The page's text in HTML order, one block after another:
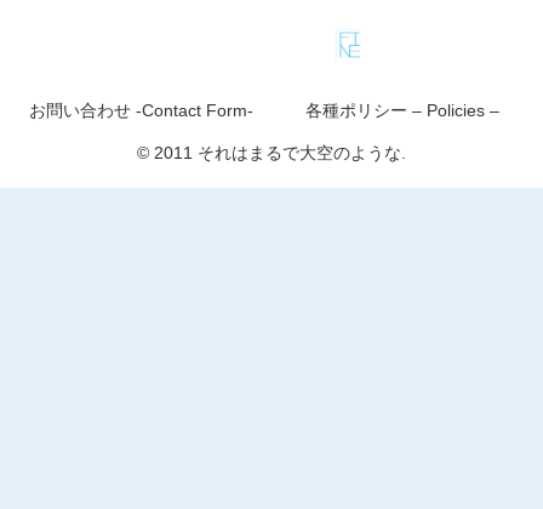
お問い合わせ -Contact Form- 各種ポリシー – Policies –
© 2011 それはまるで大空のような.